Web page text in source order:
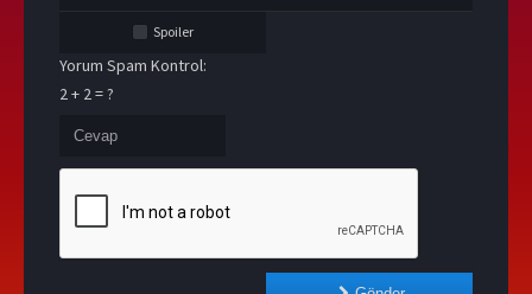
Spoiler
Yorum Spam Kontrol:
2 + 2 = ?